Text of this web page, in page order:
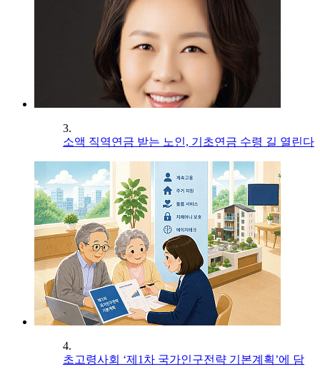
3.
소액 직역연금 받는 노인, 기초연금 수령 길 열린다
4.
초고령사회 ‘제1차 국가인구전략 기본계획’에 담